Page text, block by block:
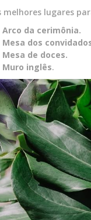
melhores lugares
Arco da cerimônia.
Mesa dos
Mesa de doces.
Muro inglês.